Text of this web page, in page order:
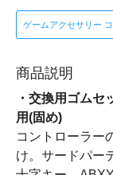
ゲームアクセサリー
商品説明
・交換用ゴムセ
用(固め)
コントローラー
け。サードパー